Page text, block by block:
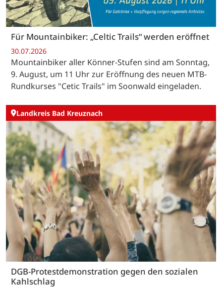
Für Mountainbiker: „Celtic Trails“ werden eröffnet
30.07.2026
Mountainbiker aller Könner-Stufen sind am Sonntag,
9. August, um 11 Uhr zur Eröffnung des neuen MTB-
Rundkurses "Cetic Trails" im Soonwald eingeladen.
Landkreis Bad Kreuznach
DGB-Protestdemonstration gegen den sozialen
Kahlschlag